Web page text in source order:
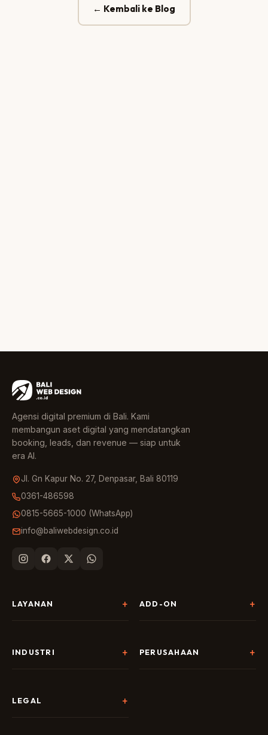
← Kembali ke Blog
Agensi digital premium di Bali. Kami
membangun aset digital yang mendatangkan
booking, leads, dan revenue — siap untuk
era AI.
Jl. Gn Kapur No. 27, Denpasar, Bali 80119
0361-486598
0815-5665-1000 (WhatsApp)
info@baliwebdesign.co.id
LAYANAN
SEO & AI Search
ADD-ON
Chatbot & Live Chat
INDUSTRI
Tour & Travel
PERUSAHAAN
LEGAL